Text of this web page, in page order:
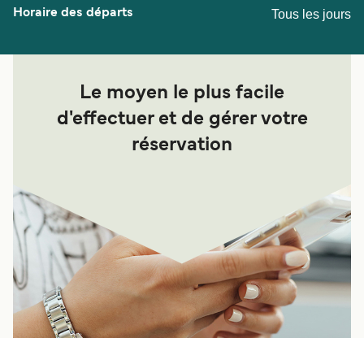
Tous les jours
Le moyen le plus facile
d'effectuer et de gérer votre
réservation